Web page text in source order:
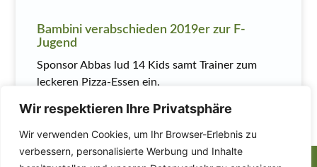
Wir respektieren Ihre Privatsphäre
Wir verwenden Cookies, um Ihr Browser-Erlebnis zu
verbessern, personalisierte Werbung und Inhalte
Bambini verabschieden 2019er zur F-
Jugend
Sponsor Abbas lud 14 Kids samt Trainer zum
leckeren Pizza-Essen ein.
MEHR LESEN
Finden Sie uns auch